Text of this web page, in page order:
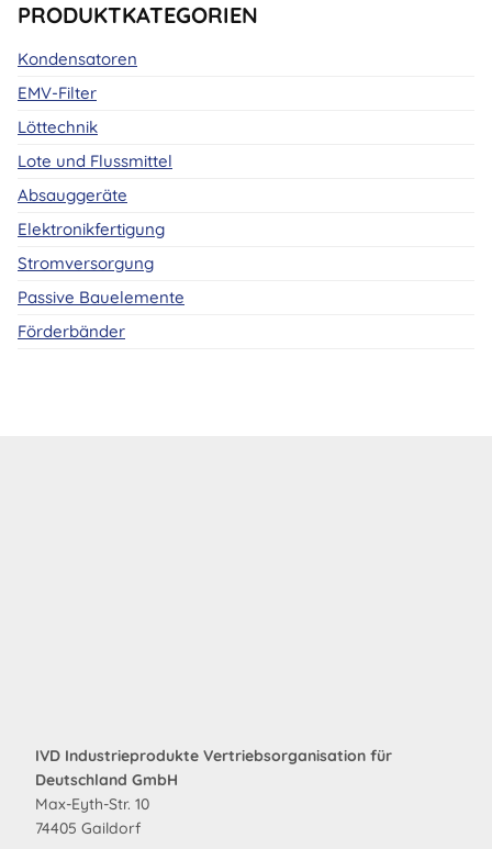
PRODUKTKATEGORIEN
Kondensatoren
EMV-Filter
Löttechnik
Lote und Flussmittel
Absauggeräte
Elektronikfertigung
Stromversorgung
Passive Bauelemente
Förderbänder
IVD Industrieprodukte Vertriebsorganisation für
Deutschland GmbH
Max-Eyth-Str. 10
74405 Gaildorf